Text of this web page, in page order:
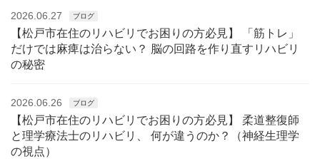
2026.06.27 ブログ
【松戸市在住のリハビリでお困りの方必見】 「筋トレ」
だけでは麻痺は治らない？ 脳の回路を作り直すリハビリ
の秘密
2026.06.26 ブログ
【松戸市在住のリハビリでお困りの方必見】 柔道整復師
と理学療法士のリハビリ、 何が違うのか？（神経生理学
の視点）